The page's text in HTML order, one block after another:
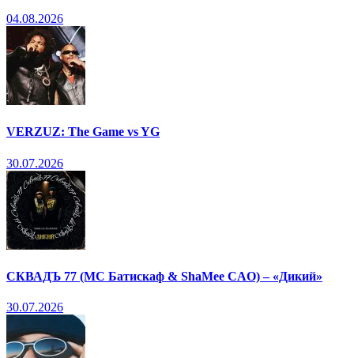
04.08.2026
VERZUZ: The Game vs YG
30.07.2026
СКВАДЪ 77 (МС Батискаф & ShaMee CAO) – «Дикий»
30.07.2026